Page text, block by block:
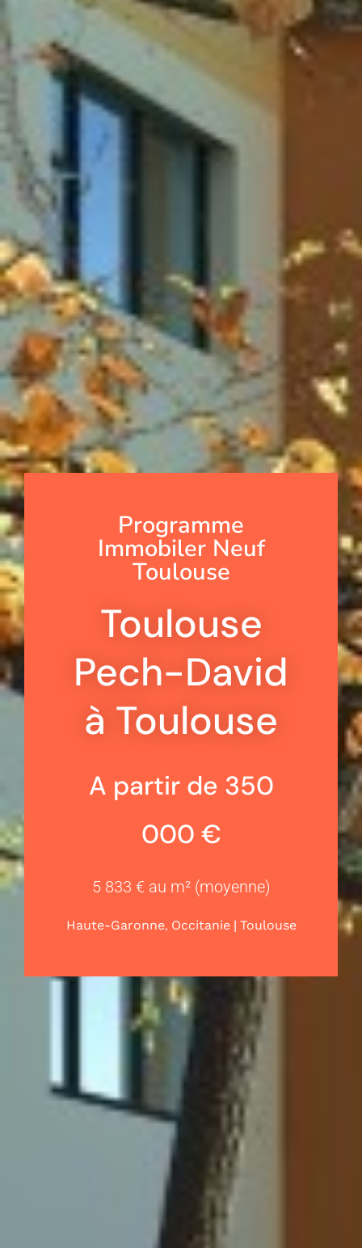
Programme
Immobiler Neuf
Toulouse
Toulouse
Pech-David
à Toulouse
A partir de 350
000 €
5 833 € au m² (moyenne)
Haute-Garonne, Occitanie| Toulouse